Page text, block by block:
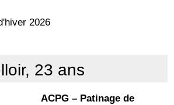
2026
23 ans
ACPG – Patinage de